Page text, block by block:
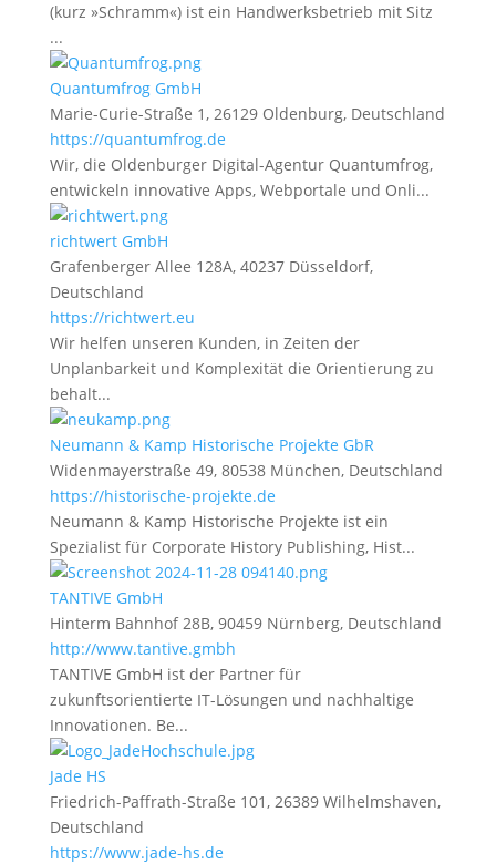
(kurz »Schramm«) ist ein Handwerksbetrieb mit Sitz
...
Quantumfrog GmbH
Marie-Curie-Straße 1, 26129 Oldenburg, Deutschland
https://quantumfrog.de
Wir, die Oldenburger Digital-Agentur Quantumfrog,
entwickeln innovative Apps, Webportale und Onli...
richtwert GmbH
Grafenberger Allee 128A, 40237 Düsseldorf,
Deutschland
https://richtwert.eu
Wir helfen unseren Kunden, in Zeiten der
Unplanbarkeit und Komplexität die Orientierung zu
behalt...
Neumann & Kamp Historische Projekte GbR
Widenmayerstraße 49, 80538 München, Deutschland
https://historische-projekte.de
Neumann & Kamp Historische Projekte ist ein
Spezialist für Corporate History Publishing, Hist...
TANTIVE GmbH
Hinterm Bahnhof 28B, 90459 Nürnberg, Deutschland
http://www.tantive.gmbh
TANTIVE GmbH ist der Partner für
zukunftsorientierte IT-Lösungen und nachhaltige
Innovationen. Be...
Jade HS
Friedrich-Paffrath-Straße 101, 26389 Wilhelmshaven,
Deutschland
https://www.jade-hs.de